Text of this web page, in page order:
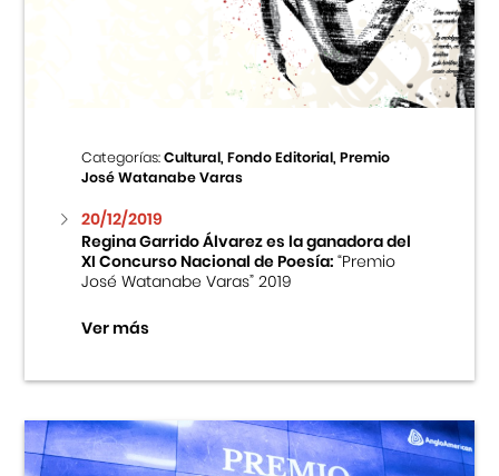
Centro Cultural Peruano Japonés
Museo de la Inmigración Japonesa
Teatro Peruano Japonés
Categorías:Cultural, Fondo Editorial, Premio
José Watanabe Varas
20/12/2019
Regina Garrido Álvarez es la ganadora del
XI Concurso Nacional de Poesía:“Premio
José Watanabe Varas” 2019
Ver más